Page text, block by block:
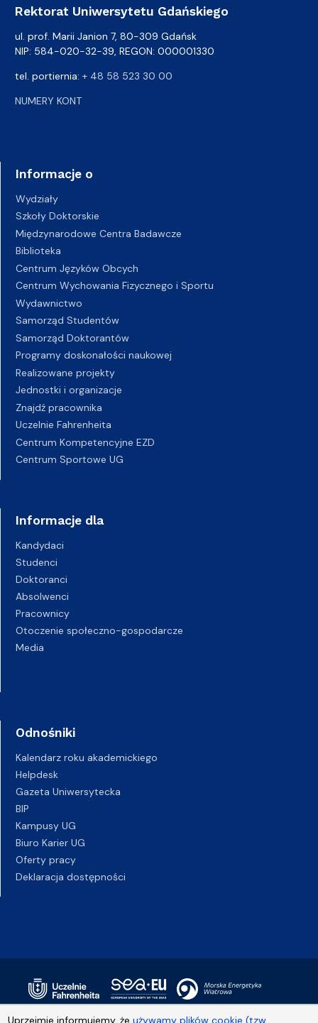
Uprzejmie informujemy, żeużywamy plików cookie (tzw.
Rektorat Uniwersytetu Gdańskiego
ul. prof. Marii Janion 7, 80-309 Gdańsk
NIP: 584-020-32-39, REGON: 000001330
tel. portiernia: + 48 58 523 30 00
NUMERY KONT
Informacje o
Wydziały
Szkoły Doktorskie
Międzynarodowe Centra Badawcze
Biblioteka
Centrum Języków Obcych
Centrum Wychowania Fizycznego i Sportu
Wydawnictwo
Samorząd Studentów
Samorząd Doktorantów
Programy doskonałości naukowej
Realizowane projekty
Jednostki i organizacje
Znajdź pracownika
Uczelnie Fahrenheita
Centrum Kompetencyjne EZD
Centrum Sportowe UG
Informacje dla
Kandydaci
Studenci
Doktoranci
Absolwenci
Pracownicy
Otoczenie społeczno-gospodarcze
Media
Odnośniki
Kalendarz roku akademickiego
Helpdesk
Gazeta Uniwersytecka
BIP
Kampusy UG
Biuro Karier UG
Oferty pracy
Deklaracja dostępności